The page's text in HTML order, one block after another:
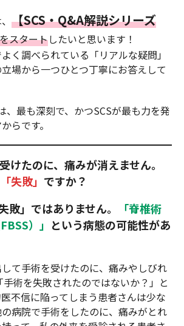
【SCS・Q&A解説シリーズ
をスタートしたいと思います！
く調べられている「リアルな疑問」
場から一つひとつ丁寧にお答えして
、最も深刻で、かつSCSが最も力を発
らです。
けたのに、痛みが消えません。
「失敗」 ですか？
敗」ではありません。
「脊椎術
）」 という病態の可能性があ
て手術を受けたのに、痛みやしびれ
術を失敗されたのではないか？」と
不信に陥ってしまう患者さんは少な
病院で手術をしたのに、痛みがとれ